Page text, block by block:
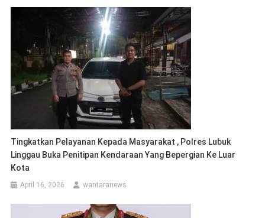
Tingkatkan Pelayanan Kepada Masyarakat , Polres Lubuk
Linggau Buka Penitipan Kendaraan Yang Bepergian Ke Luar
Kota
April 16, 2026 wantaranews